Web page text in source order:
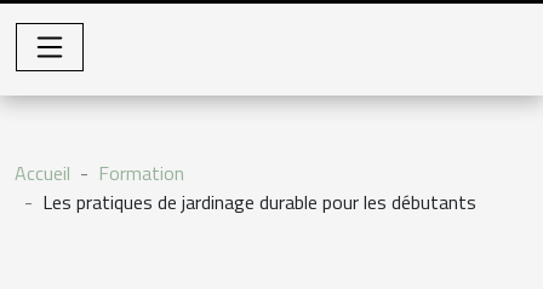
Accueil
Formation
Les pratiques de jardinage durable pour les débutants